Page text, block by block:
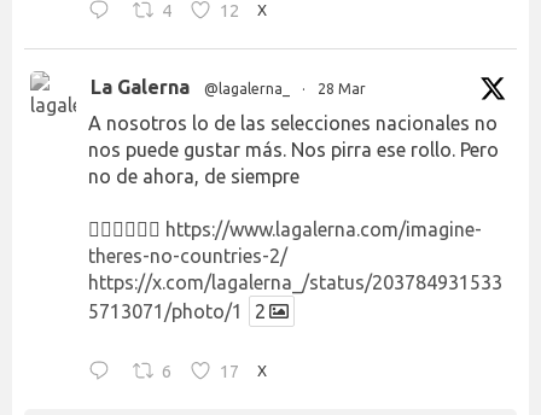
4 12 X
La Galerna @lagalerna_ · 28 Mar
A nosotros lo de las selecciones nacionales no
nos puede gustar más. Nos pirra ese rollo. Pero
no de ahora, de siempre
👉🏻👉🏻👉🏻 https://www.lagalerna.com/imagine-
theres-no-countries-2/
https://x.com/lagalerna_/status/203784931533
5713071/photo/1
2
6 17 X